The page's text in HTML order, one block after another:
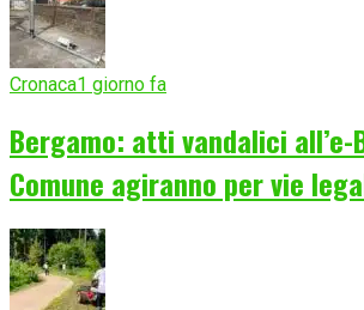
Cronaca1 giorno fa
Bergamo: atti vandalici all’e-
Comune agiranno per vie